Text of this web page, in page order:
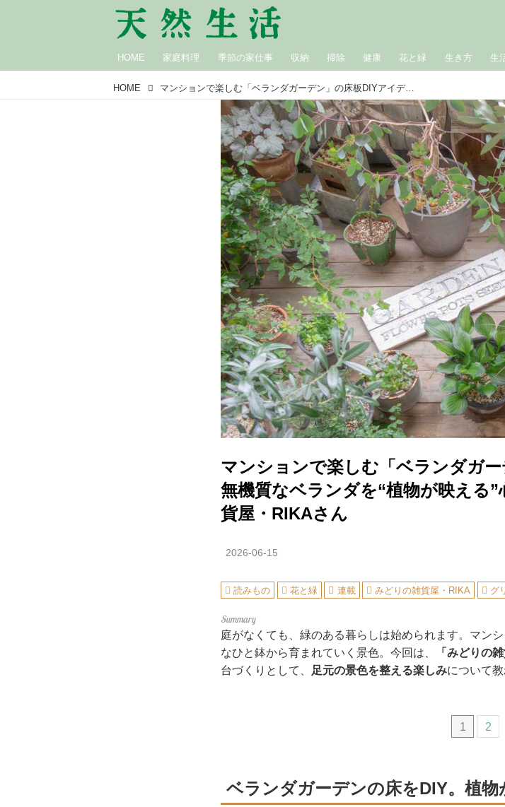
HOME 家庭料理 季節の家仕事 収納 掃除 健康 花と緑 生き方 生
HOME マンションで楽しむ「ベランダガーデン」の床板DIYアイデア。無機質なベランダを“植物が映える”心地いい空間に｜みどりの雑貨屋・RIKAさん
マンションで楽しむ「ベランダガー
無機質なベランダを“植物が映える
貨屋・RIKAさん
2026-06-15
読みもの 花と緑 連載 みどりの雑貨屋・RIKA グ
庭がなくても、緑のある暮らしは始められます。マン
なひと鉢から育まれていく景色。今回は、
「みどりの
台づくりとして、
足元の景色を整える楽しみについて教
1 2
ベランダガーデンの床をDIY。植物